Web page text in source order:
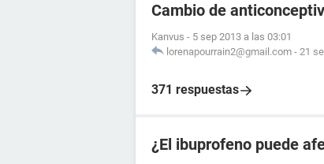
Cambio de
Kanvus - 5 sep 2013 a las 03:01
lorenapourrain2@gmail.com - 21
371 respuestas
¿El ibuprofeno puede